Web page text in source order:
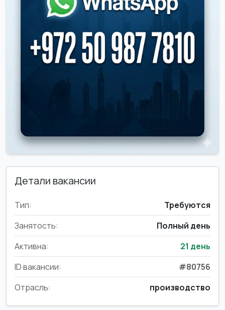
Детали вакансии
Тип:
Требуются
Занятость:
Полный день
Активна:
21 день
ID вакансии:
#80756
Отрасль:
производство